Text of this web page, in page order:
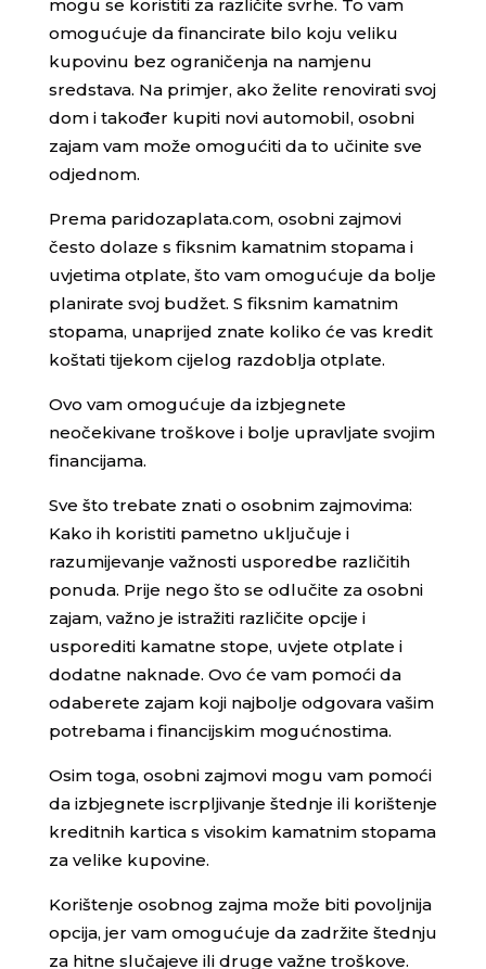
mogu se koristiti za različite svrhe. To vam
omogućuje da financirate bilo koju veliku
kupovinu bez ograničenja na namjenu
sredstava. Na primjer, ako želite renovirati svoj
dom i također kupiti novi automobil, osobni
zajam vam može omogućiti da to učinite sve
odjednom.
Prema paridozaplata.com, osobni zajmovi
često dolaze s fiksnim kamatnim stopama i
uvjetima otplate, što vam omogućuje da bolje
planirate svoj budžet. S fiksnim kamatnim
stopama, unaprijed znate koliko će vas kredit
koštati tijekom cijelog razdoblja otplate.
Ovo vam omogućuje da izbjegnete
neočekivane troškove i bolje upravljate svojim
financijama.
Sve što trebate znati o osobnim zajmovima:
Kako ih koristiti pametno uključuje i
razumijevanje važnosti usporedbe različitih
ponuda. Prije nego što se odlučite za osobni
zajam, važno je istražiti različite opcije i
usporediti kamatne stope, uvjete otplate i
dodatne naknade. Ovo će vam pomoći da
odaberete zajam koji najbolje odgovara vašim
potrebama i financijskim mogućnostima.
Osim toga, osobni zajmovi mogu vam pomoći
da izbjegnete iscrpljivanje štednje ili korištenje
kreditnih kartica s visokim kamatnim stopama
za velike kupovine.
Korištenje osobnog zajma može biti povoljnija
opcija, jer vam omogućuje da zadržite štednju
za hitne slučajeve ili druge važne troškove.